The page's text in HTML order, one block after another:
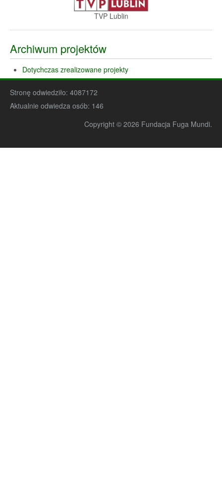
TVP Lublin
Archiwum projektów
Dotychczas zrealizowane projekty
Stronę odwiedziło: 4087172
Aktualnie odwiedza osób: 146
Copyright © 2026 Fundacja Fuga Mundi.